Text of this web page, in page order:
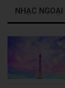
NHẠC